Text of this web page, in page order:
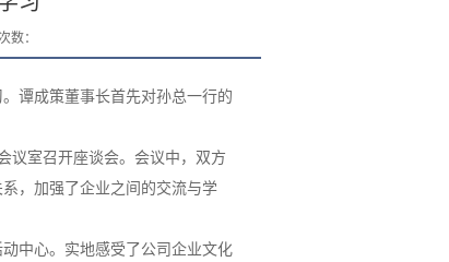
数：
谭成策董事长首先对孙总一行的
室召开座谈会。会议中，双方
，加强了企业之间的交流与学
中心。实地感受了公司企业文化